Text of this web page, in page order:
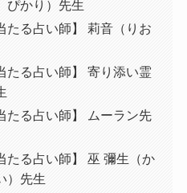
かり）先生
たる占い師】 莉音（りお
たる占い師】 寄り添い霊
たる占い師】 ムーラン先
たる占い師】 巫 彌生（か
）先生